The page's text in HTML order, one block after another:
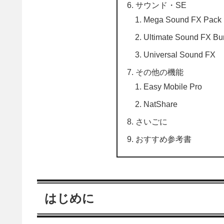
サウンド・SE
Mega Sound FX Pack
Ultimate Sound FX
Universal Sound FX
その他の機能
Easy Mobile Pro
NatShare
さいごに
おすすめ参考書
はじめに